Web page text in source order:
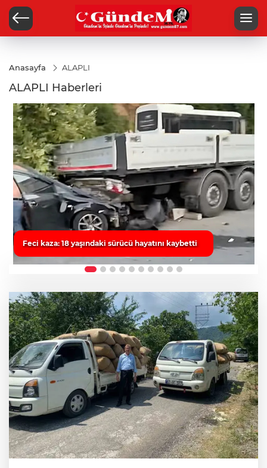
Anasayfa ALAPLI
ALAPLI Haberleri
Feci kaza: 18 yaşındaki sürücü hayatını kaybetti